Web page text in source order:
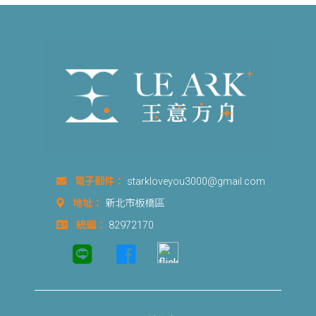
電子郵件： starkloveyou3000@gmail.com
地址： 新北市板橋區
統編： 82972170